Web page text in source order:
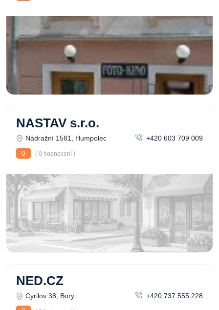
NASTAV s.r.o.
Nádražní 1581, Humpolec
+420 603 709 009
0
( 0 hodnocení )
NED.CZ
Cyrilov 38, Bory
+420 737 555 228